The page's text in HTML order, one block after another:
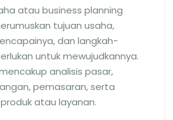
atau business planning
tujuan usaha,
dan langkah-
untuk mewujudkannya.
analisis pasar,
pemasaran, serta
atau layanan.